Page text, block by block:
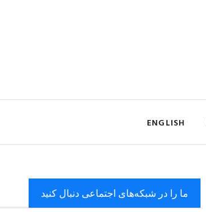
ENGLISH
ما را در شبکه‌های اجتماعی دنبال کنید